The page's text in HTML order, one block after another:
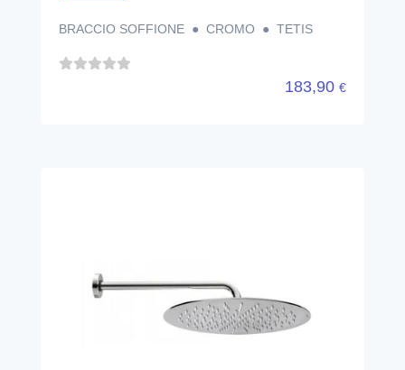
BRACCIO SOFFIONE ● CROMO ● TETIS
183,90 €